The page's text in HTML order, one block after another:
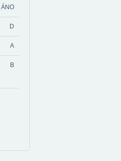
ÁNO
D
A
B